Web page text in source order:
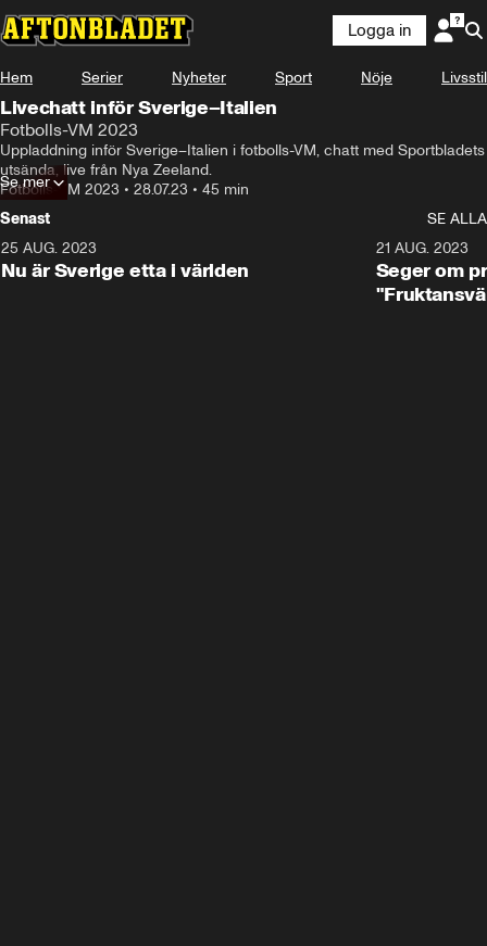
Logga in
Hem Serier Nyheter Sport Nöje Livsstil
Livechatt inför Sverige–Italien
Fotbolls-VM 2023
Uppladdning inför Sverige–Italien i fotbolls-VM, chatt med Sportbladets
utsända, live från Nya Zeeland.
Fotbolls-VM 2023 • 28.07.23 • 45 min
Se mer
Senast
SE ALLA
25 AUG. 2023
Nu är Sverige etta i världen
21 AUG. 2023
Seger om